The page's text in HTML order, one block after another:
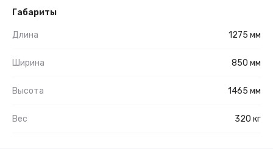
Габариты
Длина 1275 мм
Ширина 850 мм
Высота 1465 мм
Вес 320 кг